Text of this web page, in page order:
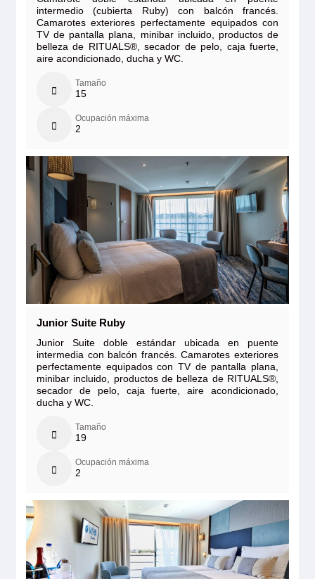
intermedio (cubierta Ruby) con balcón francés.
Camarotes exteriores perfectamente equipados con
TV de pantalla plana, minibar incluido, productos de
belleza de RITUALS®, secador de pelo, caja fuerte,
aire acondicionado, ducha y WC.
Tamaño
15
Ocupación máxima
2
Junior Suite Ruby
Junior Suite doble estándar ubicada en puente
intermedia con balcón francés. Camarotes exteriores
perfectamente equipados con TV de pantalla plana,
minibar incluido, productos de belleza de RITUALS®,
secador de pelo, caja fuerte, aire acondicionado,
ducha y WC.
Tamaño
19
Ocupación máxima
2